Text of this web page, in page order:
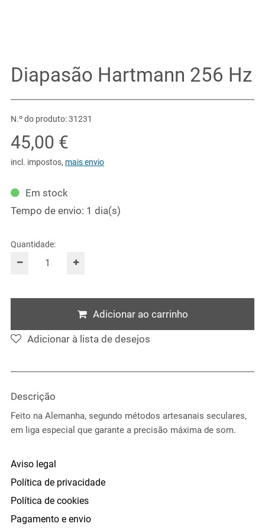
Diapasão Hartmann 256 Hz
N.º do produto: 31231
45,00 €
incl. impostos, mais envio
Em stock
Tempo de envio: 1 dia(s)
Quantidade:
Adicionar ao carrinho
Adicionar à lista de desejos
Descrição
Feito na Alemanha, segundo métodos artesanais seculares,
em liga especial que garante a precisão máxima de som.
Aviso legal
Política de privacidade
Política de cookies
Pagamento e envio